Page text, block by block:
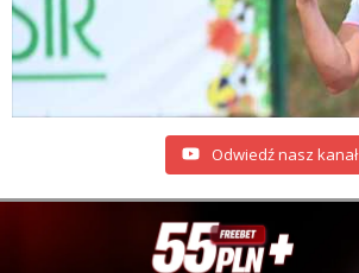
Odwiedź nasz kanał